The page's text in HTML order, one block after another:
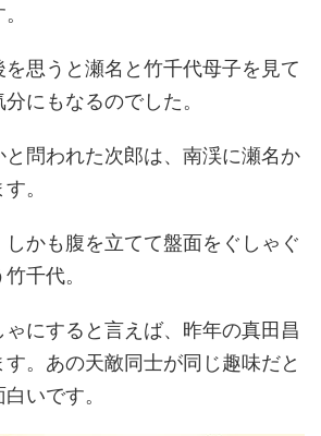
思うと瀬名と竹千代母子を見て
にもなるのでした。
問われた次郎は、南渓に瀬名か
。
かも腹を立てて盤面をぐしゃぐ
千代。
にすると言えば、昨年の真田昌
。あの天敵同士が同じ趣味だと
いです。